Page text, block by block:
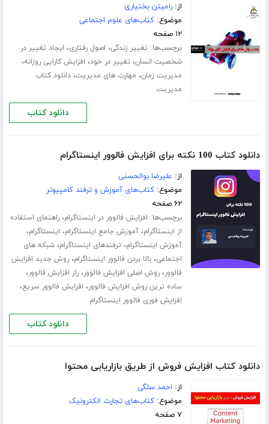
از:رامیتن بختیاری
موضوع:کتاب‌های علوم اجتماعی
۱۲ صفحه
برچسب‌ها: تغییر زندگی، اصول رفتاری، ایجاد تغییر در
شخصیت انسان، تغییر در خود، افزایش کارایی روزانه،
مدیریت زمان، مهارت های مدیریت،دانلود کتاب
مدیریت
دانلود کتاب
دانلود کتاب 100 نکته برای افزایش فالوور اینستاگرام
از: علیرضا بوالحسنی
موضوع:کتاب‌های آموزش و ترفند کامپیوتر
۶۲ صفحه
برچسب‌ها: افزایش فالوور در اینستاگرام،راهنمای استفاده
از اینستاگرام،آموزش جامع اینستاگرام، اینستاگرام،
آموزش اینستاگرام، ترفندهای اینستاگرام،شبکه های
اجتماعی،بالا بردن فالوور اینستاگرام،روش جدید افزایش
فالوور،روش اصلی افزایش فالوور،راز افزایش فالوور،
ساده ترین روش افزایش فالوور، افزایش فالوور سریع،
افزایش فوری فالوور اینستاگرام
دانلود کتاب
دانلود کتاب افزایش فروش از طریق بازاریابی محتوا
از: احمد سلگی
موضوع:کتاب‌های تجارت الکترونیک
۷ صفحه